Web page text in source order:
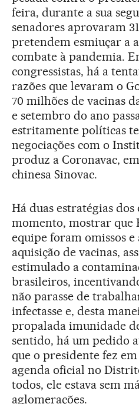
feira, durante a sua
senadores aprovaram
pretendem esmiuçar a
combate à pandemia.
congressistas, há a
razões que levaram o
70 milhões de vacinas
e setembro do ano
estritamente políticas
negociações com o
produz a Coronavac,
chinesa Sinovac.
Há duas estratégias
momento, mostrar que
equipe foram omissos e
aquisição de vacinas,
estimulado a
brasileiros,
não parasse de
infectasse e, desta
propalada imunidade
sentido, há um pedido
que o presidente fez em
agenda oficial no
todos, ele estava sem
aglomerações.